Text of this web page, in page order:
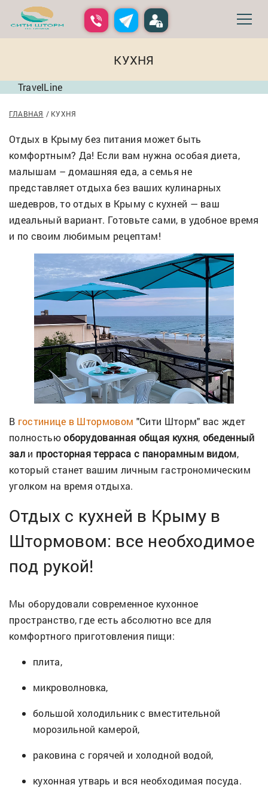
КУХНЯ
TravelLine
ГЛАВНАЯ КУХНЯ
Отдых в Крыму без питания может быть
комфортным? Да! Если вам нужна особая диета,
малышам – домашняя еда, а семья не
представляет отдыха без ваших кулинарных
шедевров, то отдых в Крыму с кухней — ваш
идеальный вариант. Готовьте сами, в удобное время
и по своим любимым рецептам!
В гостинице в Штормовом "Сити Шторм" вас ждет
полностьюоборудованная общая кухня, обеденный
зал и просторная терраса с панорамным видом,
который станет вашим личным гастрономическим
уголком на время отдыха.
Отдых с кухней в Крыму в
Штормовом: все необходимое
под рукой!
Мы оборудовали современное кухонное
пространство, где есть абсолютно все для
комфортного приготовления пищи:
плита,
микроволновка,
большой холодильник с вместительной
морозильной камерой,
раковина с горячей и холодной водой,
кухонная утварь и вся необходимая посуда.